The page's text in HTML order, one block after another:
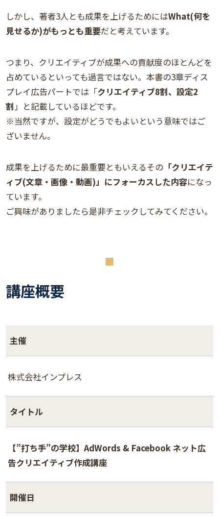
しかし、著者3人とも成果を上げるためにはWhat(何を
見せるか)がもっとも重要だと考えています。
つまり、クリエイティブが成果への貢献度のほとんどを
占めているといっても過言ではない。本書の3章ディス
プレイ広告パートでは「クリエイティブ8割、設定2
割」と記載しているほどです。
※当然ですが、設定がどうでもよいという意味ではご
ざいません。
成果を上げるために最重要ともいえるその 「クリエイテ
ィブ(文章・画像・動画)」にフォーカスした内容になっ
ています。
ご興味がありましたら是非チェックしてみてください。
講座概要
主催
株式会社インプレス
タイトル
【”打ち手”の学校】AdWords & Facebook ネット広
告クリエイティブ作成講座
開催日